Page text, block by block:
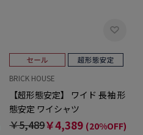
BRICK HOUSE
【超形態安定】 ワイド 長袖 形
態安定 ワイシャツ
￥5,489￥4,389 (20%OFF)